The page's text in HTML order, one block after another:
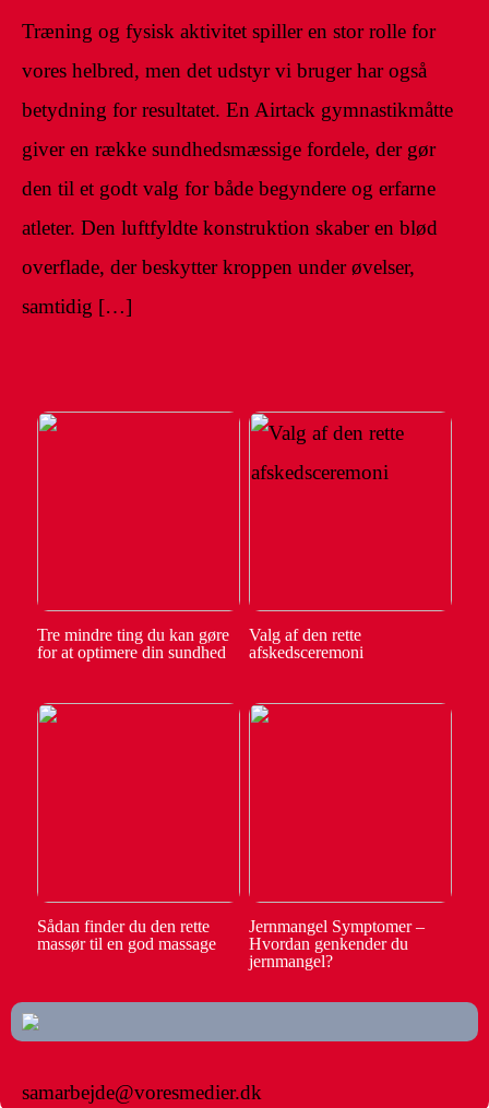
Træning og fysisk aktivitet spiller en stor rolle for
vores helbred, men det udstyr vi bruger har også
betydning for resultatet. En Airtack gymnastikmåtte
giver en række sundhedsmæssige fordele, der gør
den til et godt valg for både begyndere og erfarne
atleter. Den luftfyldte konstruktion skaber en blød
overflade, der beskytter kroppen under øvelser,
samtidig […]
Tre mindre ting du kan gøre
for at optimere din sundhed
Valg af den rette
afskedsceremoni
Sådan finder du den rette
massør til en god massage
Jernmangel Symptomer –
Hvordan genkender du
jernmangel?
samarbejde@voresmedier.dk